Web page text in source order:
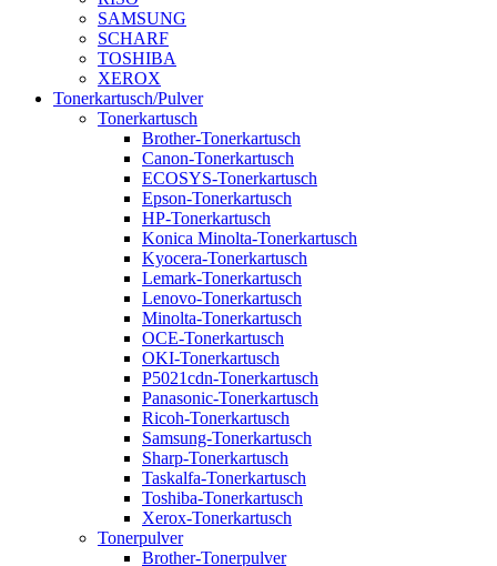
SAMSUNG
SCHARF
TOSHIBA
XEROX
Tonerkartusch/Pulver
Tonerkartusch
Brother-Tonerkartusch
Canon-Tonerkartusch
ECOSYS-Tonerkartusch
Epson-Tonerkartusch
HP-Tonerkartusch
Konica Minolta-Tonerkartusch
Kyocera-Tonerkartusch
Lemark-Tonerkartusch
Lenovo-Tonerkartusch
Minolta-Tonerkartusch
OCE-Tonerkartusch
OKI-Tonerkartusch
P5021cdn-Tonerkartusch
Panasonic-Tonerkartusch
Ricoh-Tonerkartusch
Samsung-Tonerkartusch
Sharp-Tonerkartusch
Taskalfa-Tonerkartusch
Toshiba-Tonerkartusch
Xerox-Tonerkartusch
Tonerpulver
Brother-Tonerpulver